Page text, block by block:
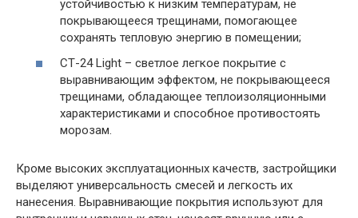
устойчивостью к низким температурам, не
покрывающееся трещинами, помогающее
сохранять тепловую энергию в помещении;
СТ-24 Light – светлое легкое покрытие с
выравнивающим эффектом, не покрывающееся
трещинами, обладающее теплоизоляционными
характеристиками и способное противостоять
морозам.
Кроме высоких эксплуатационных качеств, застройщики
выделяют универсальность смесей и легкость их
нанесения. Выравнивающие покрытия используют для